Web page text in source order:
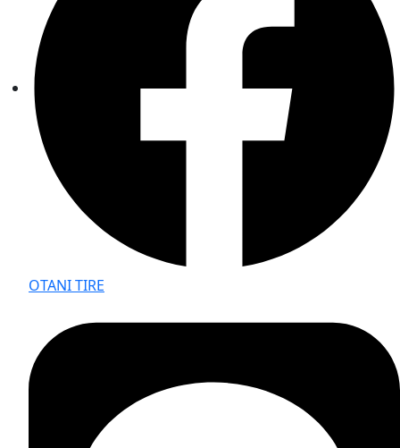
OTANI TIRE